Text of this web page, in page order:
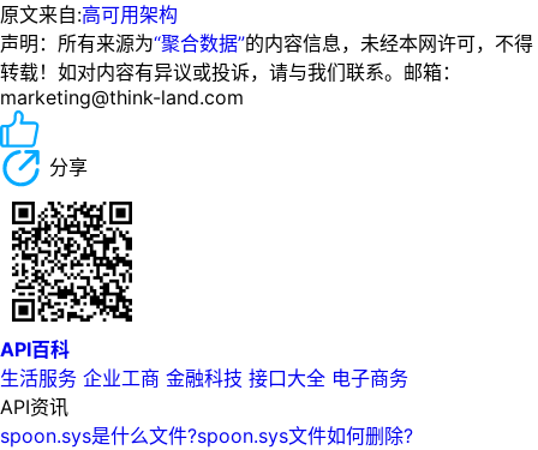
原文来自:高可用架构
声明：所有来源为“聚合数据”的内容信息，未经本网许可，不得
转载！如对内容有异议或投诉，请与我们联系。邮箱：
marketing@think-land.com
分享
API百科
生活服务 企业工商 金融科技 接口大全 电子商务
API资讯
spoon.sys是什么文件?spoon.sys文件如何删除?